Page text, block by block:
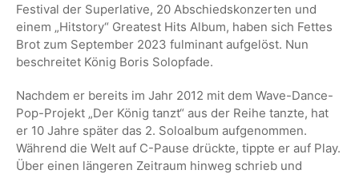
Festival der Superlative, 20 Abschiedskonzerten und
einem „Hitstory“ Greatest Hits Album, haben sich Fettes
Brot zum September 2023 fulminant aufgelöst. Nun
beschreitet König Boris Solopfade.
Nachdem er bereits im Jahr 2012 mit dem Wave-Dance-
Pop-Projekt „Der König tanzt“ aus der Reihe tanzte, hat
er 10 Jahre später das 2. Soloalbum aufgenommen.
Während die Welt auf C-Pause drückte, tippte er auf Play.
Über einen längeren Zeitraum hinweg schrieb und